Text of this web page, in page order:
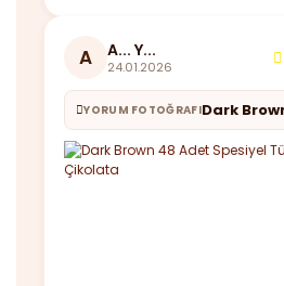
A A... Y...
24.01.2026
YORUM FOTOĞRAFI